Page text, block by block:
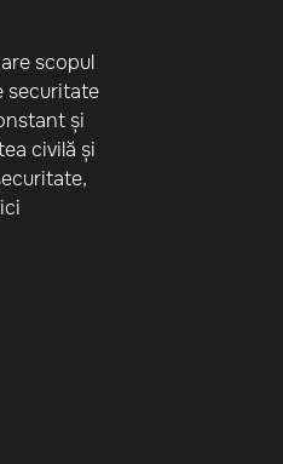
scopul
securitate
și
civilă și